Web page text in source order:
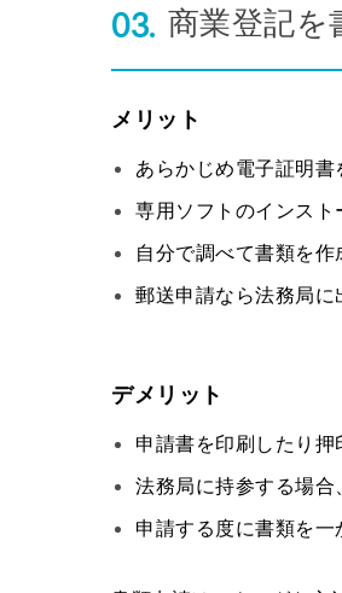
商業登記を
メリット
あらかじめ電子証明
専用ソフトのインスト
自分で調べて書類を
郵送申請なら法務局に
デメリット
申請書を印刷したり
法務局に持参する場
申請する度に書類を